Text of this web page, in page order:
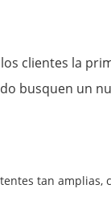
clientes la
busquen un
tan amplias,